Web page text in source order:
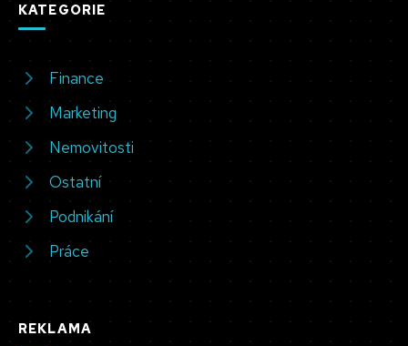
KATEGORIE
Finance
Marketing
Nemovitosti
Ostatní
Podnikání
Práce
REKLAMA